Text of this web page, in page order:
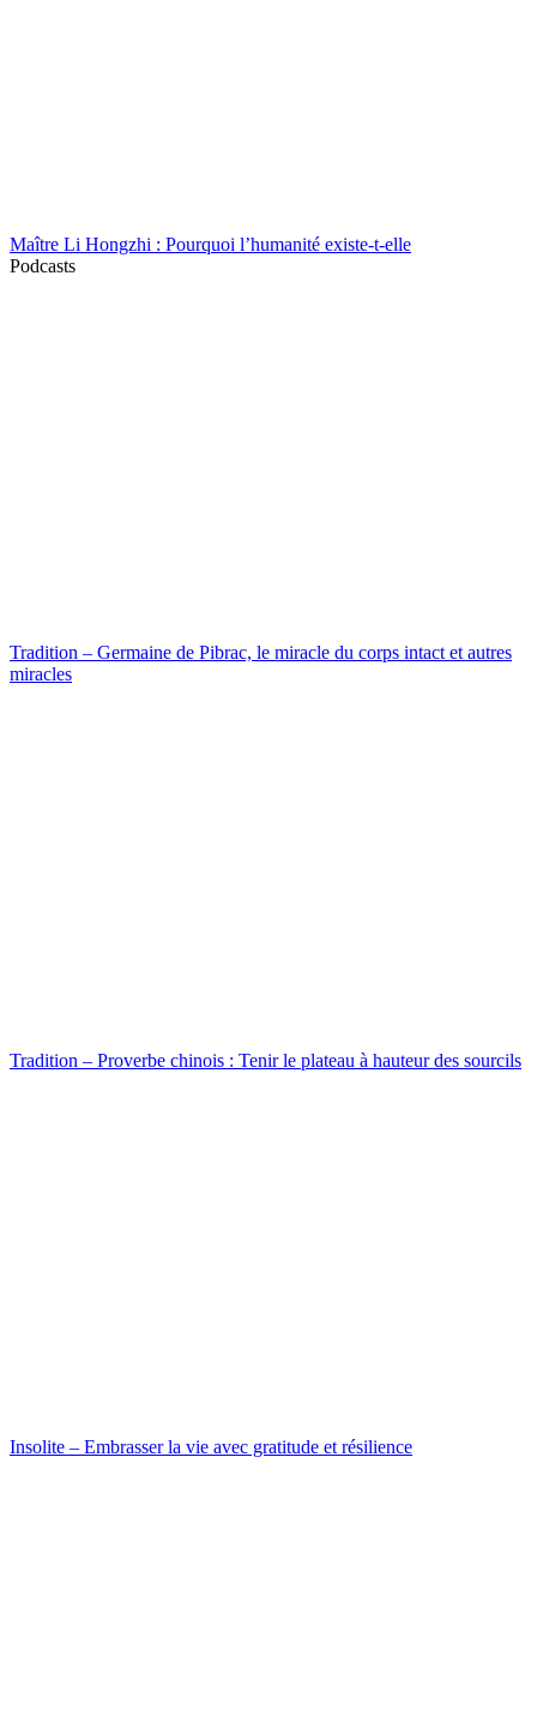
Maître Li Hongzhi : Pourquoi l’humanité existe-t-elle
Podcasts
Tradition – Germaine de Pibrac, le miracle du corps intact et autres
miracles
Tradition – Proverbe chinois : Tenir le plateau à hauteur des sourcils
Insolite – Embrasser la vie avec gratitude et résilience